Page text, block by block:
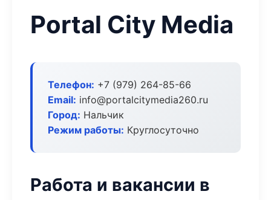
Portal City Media
Телефон: +7 (979) 264-85-66
Email: info@portalcitymedia260.ru
Город: Нальчик
Режим работы: Круглосуточно
Работа и вакансии в